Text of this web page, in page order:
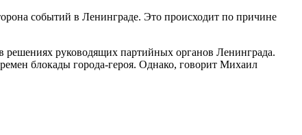
событий в Ленинграде. Это происходит по причине
решениях руководящих партийных органов Ленинграда.
блокады города-героя. Однако, говорит Михаил